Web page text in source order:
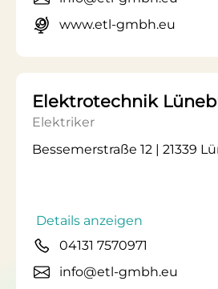
www.etl-gmbh.eu
Elektrotechnik
Elektriker
Bessemerstraße 12 | 21339
Details anzeigen
04131 7570971
info@etl-gmbh.eu